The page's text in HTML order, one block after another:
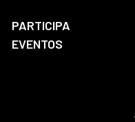
PARTICIPA
EVENTOS